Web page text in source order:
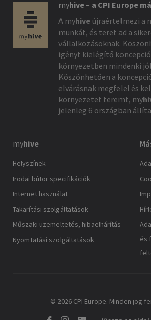
myhive– a CPI Europe
A myhive újraértelmezi a
munkát, és teret ad a
vállalkozásoknak.
igényt kielégítő
környezetben mindenki
Köszönhetően a
elvárásnak megfelel és
környezetet teremt, my
jelenleg 6 országban
myhive
Helyszínek
Irodai bútor specifikációk
Internet használat
Takarítási szolgáltatások
Műszaki üzemeltetés, hibaelhárítás
Nyomtatási szolgáltatások
és
© 2026 CPI Europe. Minden jog